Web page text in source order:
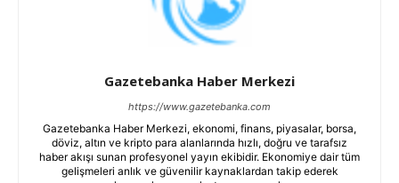
Gazetebanka Haber Merkezi
https://www.gazetebanka.com
Gazetebanka Haber Merkezi, ekonomi, finans, piyasalar, borsa,
döviz, altın ve kripto para alanlarında hızlı, doğru ve tarafsız
haber akışı sunan profesyonel yayın ekibidir. Ekonomiye dair tüm
gelişmeleri anlık ve güvenilir kaynaklardan takip ederek